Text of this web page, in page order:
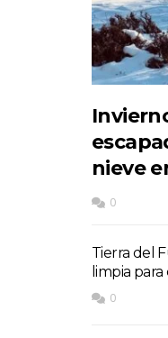
nieve
0
Tierra del
limpia
0